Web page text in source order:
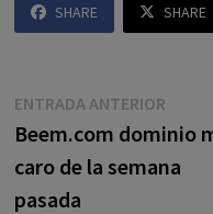
SHARE SHARE
Navegación
de
entradas
ENTRADA ANTERIOR
Beem.com dominio
caro de la semana
pasada